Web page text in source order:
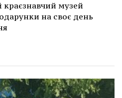
краєзнавчий музей
на своє день